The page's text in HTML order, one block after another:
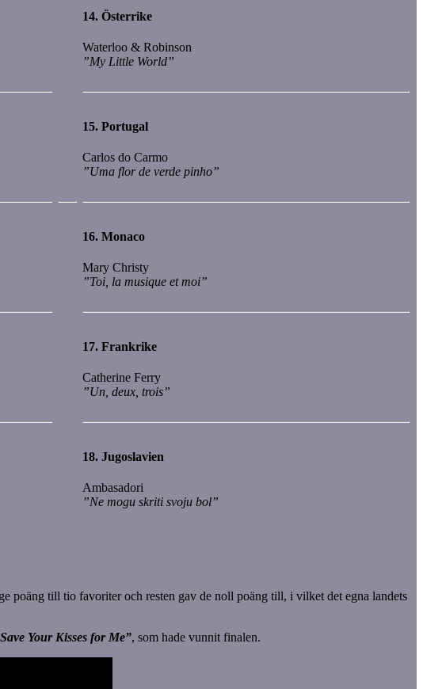
14. Österrike
Waterloo & Robinson
”My Little World”
15. Portugal
Carlos do Carmo
”Uma flor de verde pinho”
16. Monaco
Mary Christy
”Toi, la musique et moi”
17. Frankrike
Catherine Ferry
”Un, deux, trois”
18. Jugoslavien
Ambasadori
”Ne mogu skriti svoju bol”
poäng till tio favoriter och resten gav de noll poäng till, i vilket det egna landets
Your Kisses for Me”, som hade vunnit finalen.